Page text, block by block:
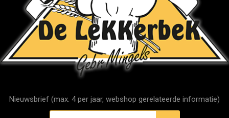
Nieuwsbrief (max. 4 per jaar, webshop gerelateerde informatie)